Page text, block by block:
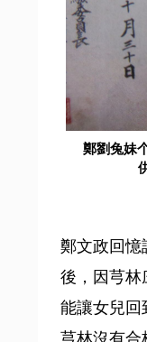
鄭劉兔妹
鄭文政回憶
後，因芎林
能讓女兒回